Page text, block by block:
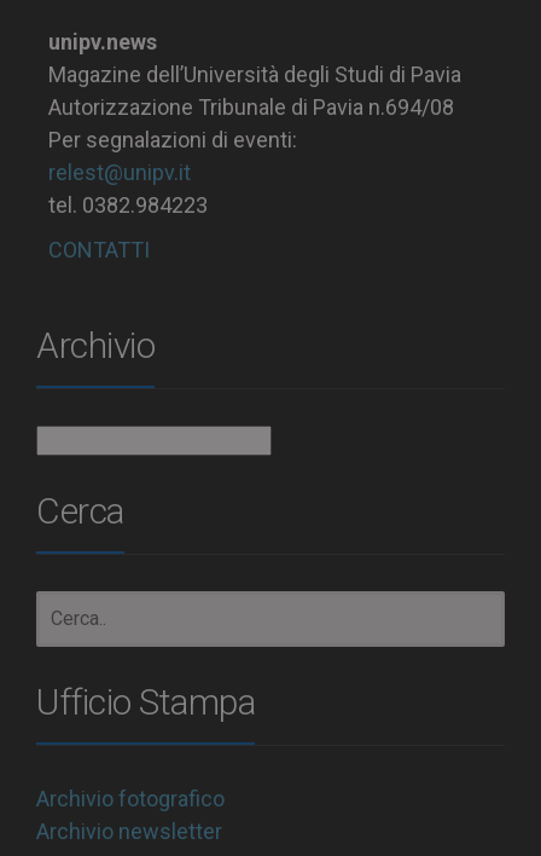
unipv.news
Magazine dell’Università degli Studi di Pavia
Autorizzazione Tribunale di Pavia n.694/08
Per segnalazioni di eventi:
relest@unipv.it
tel. 0382.984223
CONTATTI
Archivio
Cerca
Ufficio Stampa
Archivio fotografico
Archivio newsletter